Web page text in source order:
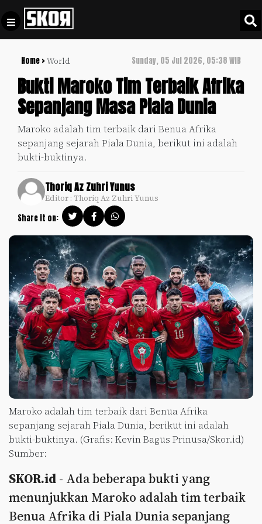
Home > World Sunday, 05 Jul 2026, 05:38 WIB
Bukti Maroko Tim Terbaik Afrika
Sepanjang Masa Piala Dunia
Maroko adalah tim terbaik dari Benua Afrika
sepanjang sejarah Piala Dunia, berikut ini adalah
bukti-buktinya.
Thoriq Az Zuhri Yunus
Editor : Thoriq Az Zuhri Yunus
Share it on:
Maroko adalah tim terbaik dari Benua Afrika
sepanjang sejarah Piala Dunia, berikut ini adalah
bukti-buktinya. (Grafis: Kevin Bagus Prinusa/Skor.id)
Sumber:
SKOR.id - Ada beberapa bukti yang
menunjukkan Maroko adalah tim terbaik
Benua Afrika di Piala Dunia sepanjang
Football +
Culture +
Sports
Update
+
Timnas
Indonesia
SKOR
SPECIAL
Video
Policy
Pedoman
Pemberitaan
Media
Siber
Tentang